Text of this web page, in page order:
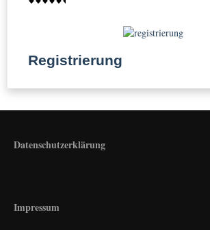
Registrierung
Datenschutzerklärung
Impressum